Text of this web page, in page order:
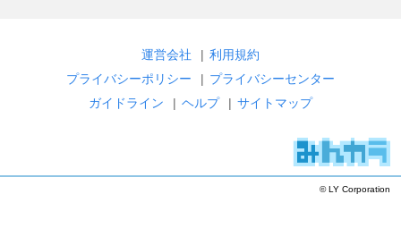
運営会社 | 利用規約
プライバシーポリシー
| プライバシーセンター
ガイドライン
| ヘルプ | サイトマップ
© LY Corporation